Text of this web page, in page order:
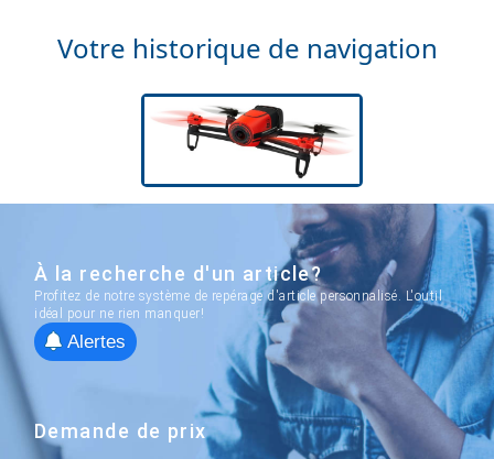
Votre historique de navigation
À la recherche d'un article?
Profitez de notre système de repérage d'article personnalisé. L'outil
idéal pour ne rien manquer!
Alertes
Demande de prix